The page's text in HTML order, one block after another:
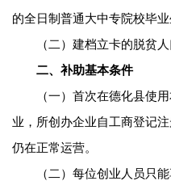
的全日制普通大中专院校毕业
（二）建档立卡的脱贫人
二、补助基本条件
（一）首次在德化县使用
业，所创办企业自工商登记
仍在正常运营。
（二）每位创业人员只能